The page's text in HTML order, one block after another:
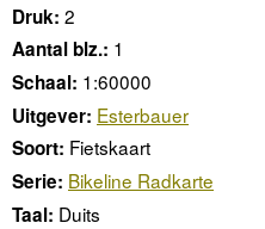
Druk: 2
Aantal blz.: 1
Schaal: 1:60000
Uitgever: Esterbauer
Soort: Fietskaart
Serie: Bikeline Radkarte
Taal: Duits